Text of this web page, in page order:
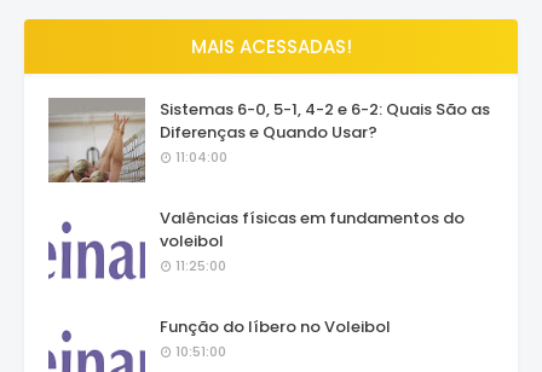
MAIS ACESSADAS!
Sistemas 6-0, 5-1, 4-2 e 6-2: Quais São as
Diferenças e Quando Usar?
11:04:00
Valências físicas em fundamentos do
voleibol
11:25:00
Função do líbero no Voleibol
10:51:00